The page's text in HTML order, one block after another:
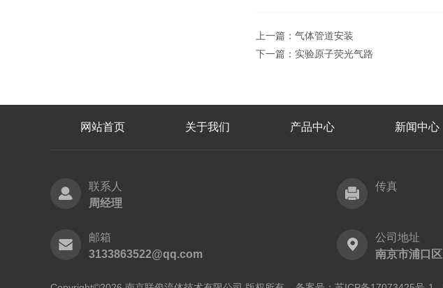
上一篇： 气体管道安装
下一篇： 实验原子荧光气路
网站首页 关于我们 产品中心 新闻中心
联系人
周经理
传真
邮箱
3133863522@qq.com
公司地址
南京市浦口区